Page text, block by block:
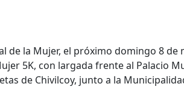
de la Mujer, el próximo domingo 8 de
5K, con largada frente al Palacio
de Chivilcoy, junto a la